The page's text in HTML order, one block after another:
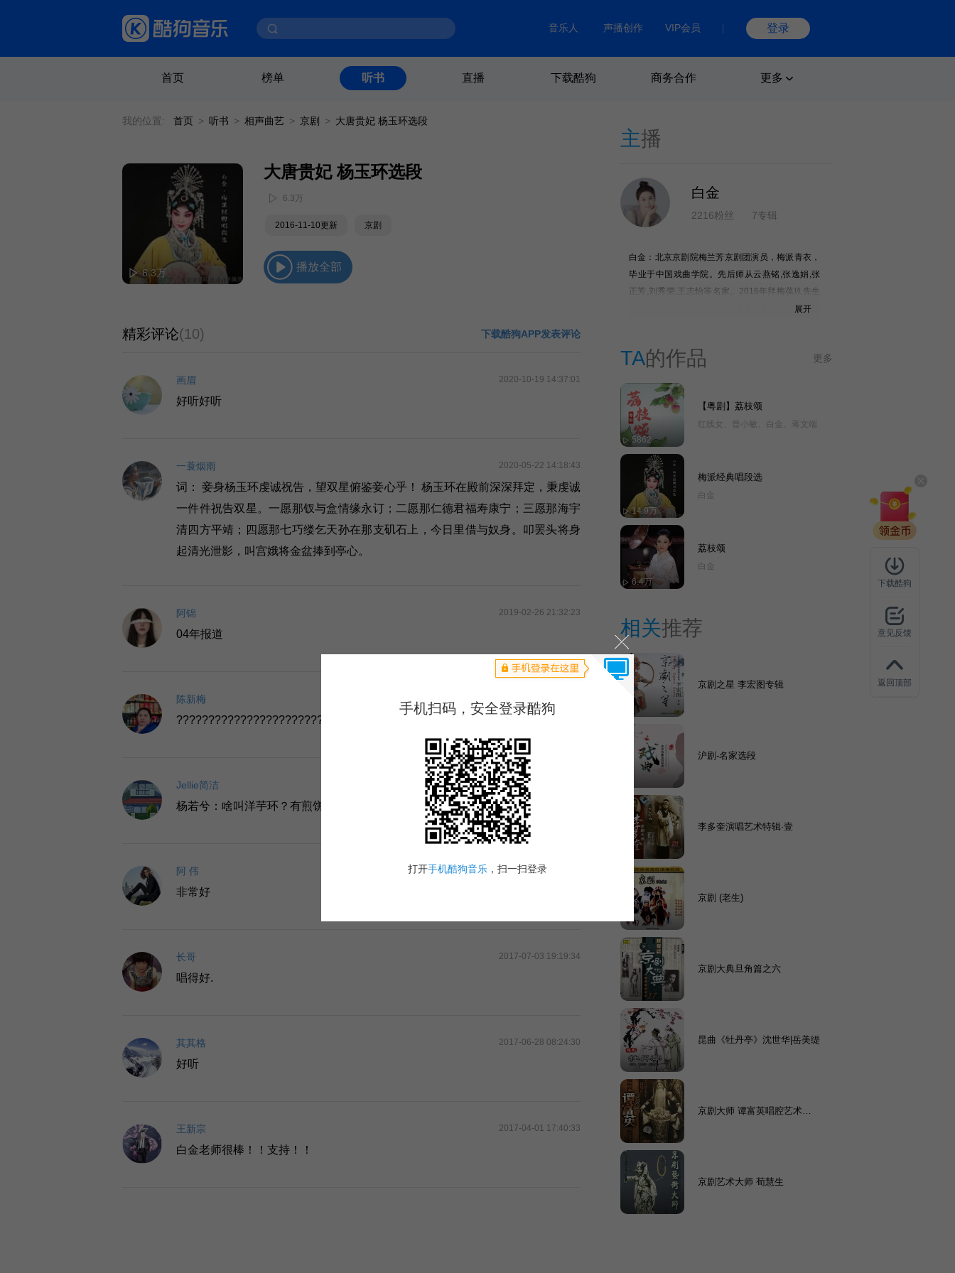
音乐人 声播创作 VIP会员 登录
首页 榜单 听书 直播 下载酷狗 商务合作 更多
我的位置: 首页 > 听书 > 相声曲艺 > 京剧 > 大唐贵妃 杨玉环选段
6.3万
大唐贵妃 杨玉环选段
6.3万
2016-11-10更新 京剧
播放全部
精彩评论(10) 下载酷狗APP发表评论
画眉 2020-10-19 14:37:01
好听好听
一蓑烟雨 2020-05-22 14:18:43
词： 妾身杨玉环虔诚祝告，望双星俯鉴妾心乎！ 杨玉环在殿前深深拜定，秉虔诚
一件件祝告双星。一愿那钗与盒情缘永订；二愿那仁德君福寿康宁；三愿那海宇
清四方平靖；四愿那七巧缕乞天孙在那支矶石上，今日里借与奴身。叩罢头将身
起清光泄影，叫宫娥将金盆捧到亭心。
阿锦 2019-02-26 21:32:23
04年报道
陈新梅
??????????????????????????????????????????????????????……
Jellie简洁 2018-12-01 09:08:40
杨若兮：啥叫洋芋环？有煎饼果子好吃吗？
阿 伟 2018-02-14 21:26:01
非常好
长哥 2017-07-03 19:19:34
唱得好.
其其格 2017-06-28 08:24:30
好听
王新宗 2017-04-01 17:40:33
白金老师很棒！！支持！！
主播
白金
2216粉丝 7专辑
白金：北京京剧院梅兰芳京剧团演员，梅派青衣，
毕业于中国戏曲学院。先后师从云燕铭,张逸娟,张
正芳,刘秀荣,王志怡等名家。2016年拜梅葆玖先生
为师。\\n2014年以全国第一名成绩考入北京京剧院
国际中美电影电视节获“金天使最佳新晋女演员
擅演剧目：《西施》《打金枝》《霸王别姬》《贵
妃醉酒》《凤还巢》《生死恨》《红鬃烈马》《龙
凤呈祥》《太真外传》《四郎探母》《穆桂英大破
天门阵》《大唐贵妃》《白蛇传》《吕布与貂蝉》
展开
TA的作品 更多
5862
【粤剧】荔枝颂
红线女、曾小敏、白金、蒋文端
14.9万
梅派经典唱段选
白金
6.4万
荔枝颂
白金
相关推荐
京剧之星 李宏图专辑
沪剧-名家选段
李多奎演唱艺术特辑·壹
京剧 (老生)
京剧大典旦角篇之六
昆曲《牡丹亭》沈世华|岳美缇
京剧大师 谭富英唱腔艺术专
京剧艺术大师 荀慧生
下载酷狗
意见反馈
返回顶部